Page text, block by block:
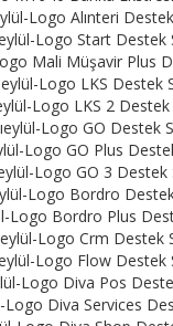
Logo Alınteri
Logo Start Destek
Mali Müşavir Plus
Logo LKS Destek
Logo LKS 2
Logo GO Destek
Logo GO Plus
Logo GO 3 Destek
Logo Bordro
Logo Bordro Plus
Logo Crm Destek
Logo Flow Destek
Logo Diva Pos
Logo Diva Services